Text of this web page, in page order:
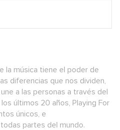
la música tiene el poder de
diferencias que nos dividen,
a las personas a través del
últimos 20 años, Playing For
únicos, e
partes del mundo.